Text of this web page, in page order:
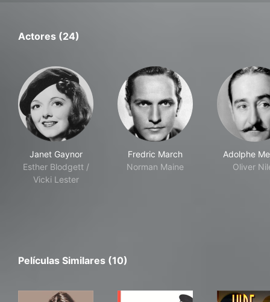
Actores (24)
Janet Gaynor
Esther Blodgett /
Vicki Lester
Fredric March
Norman Maine
Adolphe
Oliver
Películas Similares (10)